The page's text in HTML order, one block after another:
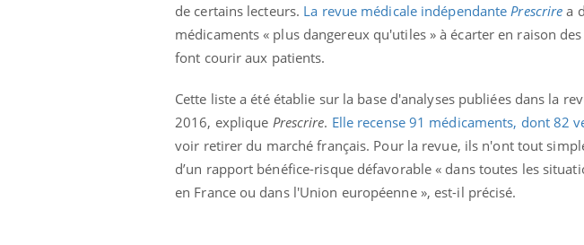
de certains lecteurs. La revue médicale indépendante Prescrire a
médicaments « plus dangereux qu'utiles » à écarter en raison
font courir aux patients.
Cette liste a été établie sur la base d'analyses publiées dans la
2016, explique Prescrire. Elle recense 91 médicaments, dont 82
voir retirer du marché français. Pour la revue, ils n'ont tout
d’un rapport bénéfice-risque défavorable « dans toutes les
en France ou dans l'Union européenne », est-il précisé.